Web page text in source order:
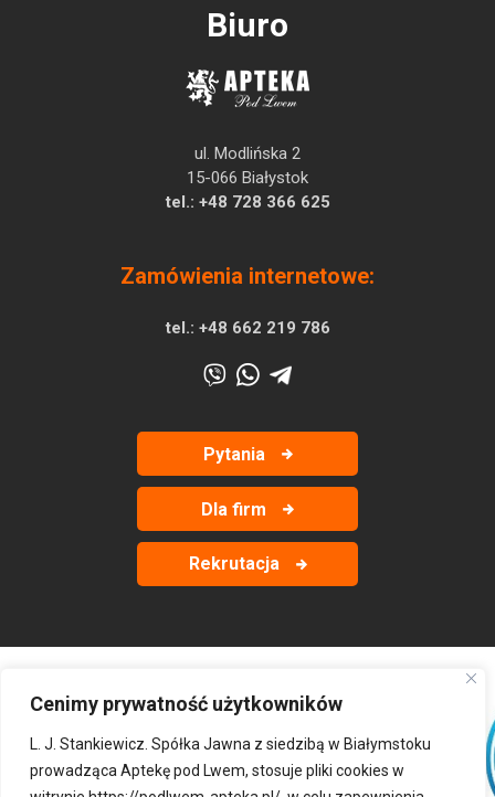
Cenimy prywatność użytkowników
L. J. Stankiewicz. Spółka Jawna z siedzibą w Białymstoku
prowadząca Aptekę pod Lwem, stosuje pliki cookies w
Biuro
ul. Modlińska 2
15-066 Białystok
tel.: +48 728 366 625
Zamówienia internetowe:
tel.: +48 662 219 786
Pytania
Dla firm
Rekrutacja
‹